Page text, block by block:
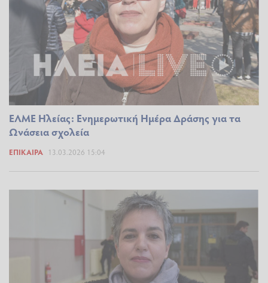
ΕΛΜΕ Ηλείας: Ενημερωτική Ημέρα Δράσης για τα
Ωνάσεια σχολεία
ΕΠΊΚΑΙΡΑ 13.03.2026 15:04